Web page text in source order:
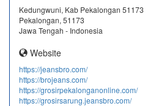
Kedungwuni, Kab Pekalongan 51173
Pekalongan, 51173
Jawa Tengah - Indonesia
Website
https://jeansbro.com/
https://brojeans.com/
https://grosirpekalonganonline.com/
https://grosirsarung.jeansbro.com/